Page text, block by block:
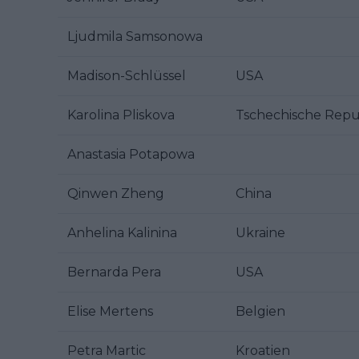
Ljudmila Samsonowa
Madison-Schlüssel USA
Karolina Pliskova Tschechische
Anastasia Potapowa
Qinwen Zheng China
Anhelina Kalinina Ukraine
Bernarda Pera USA
Elise Mertens Belgien
Petra Martic Kroatien